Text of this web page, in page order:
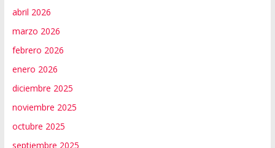
abril 2026
marzo 2026
febrero 2026
enero 2026
diciembre 2025
noviembre 2025
octubre 2025
septiembre 2025